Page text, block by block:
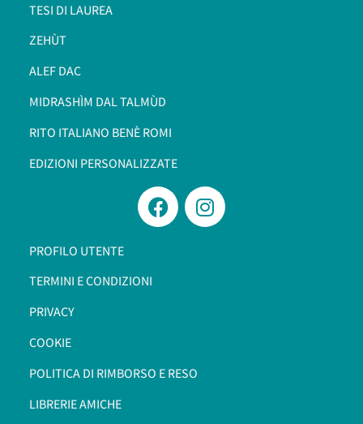
TESI DI LAUREA
ZEHÙT
ALEF DAC
MIDRASHÌM DAL TALMÙD
RITO ITALIANO BENÈ ROMI​
EDIZIONI PERSONALIZZATE
PROFILO UTENTE
TERMINI E CONDIZIONI
PRIVACY
COOKIE
POLITICA DI RIMBORSO E RESO
LIBRERIE AMICHE